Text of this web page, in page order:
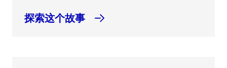
探索这个故事